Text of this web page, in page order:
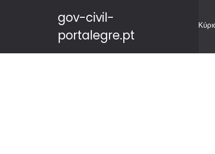
gov-civil-
portalegre.pt